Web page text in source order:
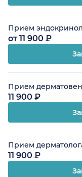
Прием
от 11 900 ₽
Прием
11 900 ₽
Прием
11 900 ₽